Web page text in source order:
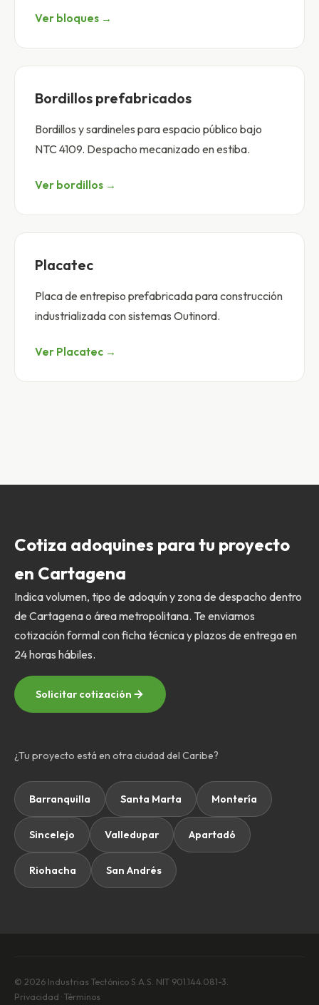
Ver bloques →
Bordillos prefabricados
Bordillos y sardineles para espacio público bajo
NTC 4109. Despacho mecanizado en estiba.
Ver bordillos →
Placatec
Placa de entrepiso prefabricada para construcción
industrializada con sistemas Outinord.
Ver Placatec →
Cotiza adoquines para tu proyecto
en Cartagena
Indica volumen, tipo de adoquín y zona de despacho dentro
de Cartagena o área metropolitana. Te enviamos
cotización formal con ficha técnica y plazos de entrega en
24 horas hábiles.
Solicitar cotización
¿Tu proyecto está en otra ciudad del Caribe?
Barranquilla Santa Marta Montería
Sincelejo Valledupar Apartadó
Riohacha San Andrés
© 2026 Industrias Tectónico S.A.S. NIT 901.144.081-3.
Privacidad · Términos